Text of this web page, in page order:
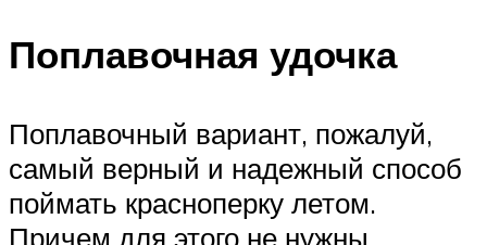
Поплавочная удочка
Поплавочный вариант, пожалуй,
самый верный и надежный способ
поймать красноперку летом.
Причем для этого не нужны